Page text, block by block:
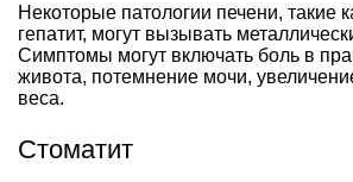
Некоторые патологии печени, такие
гепатит, могут вызывать
Симптомы могут включать боль в
живота, потемнение мочи,
веса.
Стоматит